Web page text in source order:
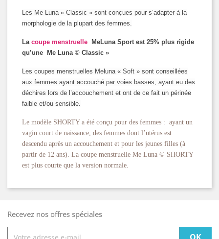
Les Me Luna « Classic » sont conçues pour s’adapter à la
morphologie de la plupart des femmes.
La coupe menstruelle MeLuna Sport est 25% plus rigide
qu’une Me Luna © Classic »
Les coupes menstruelles Meluna « Soft » sont conseillées
aux femmes ayant accouché par voies basses, ayant eu des
déchires lors de l’accouchement et ont de ce fait un périnée
faible et/ou sensible.
Le modèle SHORTY a été conçu pour des femmes : ayant un
vagin court de naissance, des femmes dont l’utérus est
descendu après un accouchement et pour les jeunes filles (à
partir de 12 ans). La coupe menstruelle Me Luna © SHORTY
est plus courte que la version normale.
Recevez nos offres spéciales